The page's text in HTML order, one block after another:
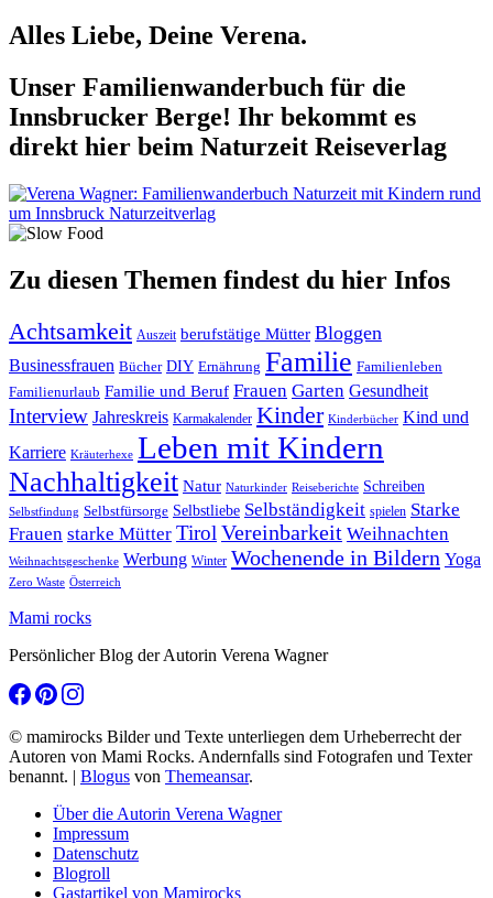
Alles Liebe, Deine Verena.
Unser Familienwanderbuch für die
Innsbrucker Berge! Ihr bekommt es
direkt hier beim Naturzeit Reiseverlag
Zu diesen Themen findest du hier Infos
Achtsamkeit Auszeit berufstätige Mütter Bloggen
Businessfrauen Bücher DIY Ernährung Familie Familienleben
Familienurlaub Familie und Beruf Frauen Garten Gesundheit
Interview Jahreskreis Karmakalender Kinder Kinderbücher Kind und
Karriere Kräuterhexe Leben mit Kindern
Nachhaltigkeit Natur Naturkinder Reiseberichte Schreiben
Selbstfindung Selbstfürsorge Selbstliebe Selbständigkeit spielen Starke
Frauen starke Mütter Tirol Vereinbarkeit Weihnachten
Weihnachtsgeschenke Werbung Winter Wochenende in Bildern Yoga
Zero Waste Österreich
Mami rocks
Persönlicher Blog der Autorin Verena Wagner
© mamirocks Bilder und Texte unterliegen dem Urheberrecht der
Autoren von Mami Rocks. Andernfalls sind Fotografen und Texter
benannt. | Blogus von Themeansar.
Über die Autorin Verena Wagner
Impressum
Datenschutz
Blogroll
Gastartikel von Mamirocks